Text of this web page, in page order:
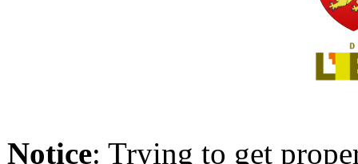
Notice: Trying to get